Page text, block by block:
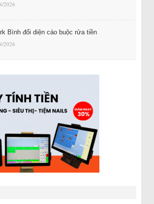
2026
Bình đối diện cáo buộc rửa tiền
2026